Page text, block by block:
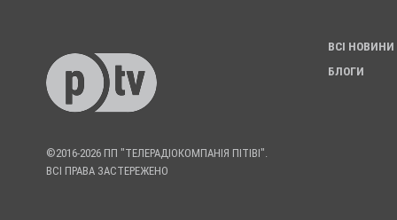
©2016-2026 ПП "ТЕЛЕРАДІОКОМПАНІЯ ПІТІВІ".
ВСІ ПРАВА ЗАСТЕРЕЖЕНО
ВСІ НОВИНИ
БЛОГИ